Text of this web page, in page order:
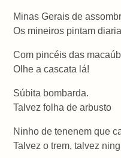
Minas Gerais de
Os mineiros pintam
Com pincéis das
Olhe a cascata lá!
Súbita bombarda.
Talvez folha de arbusto
Ninho de tenenem que
Talvez o trem, talvez